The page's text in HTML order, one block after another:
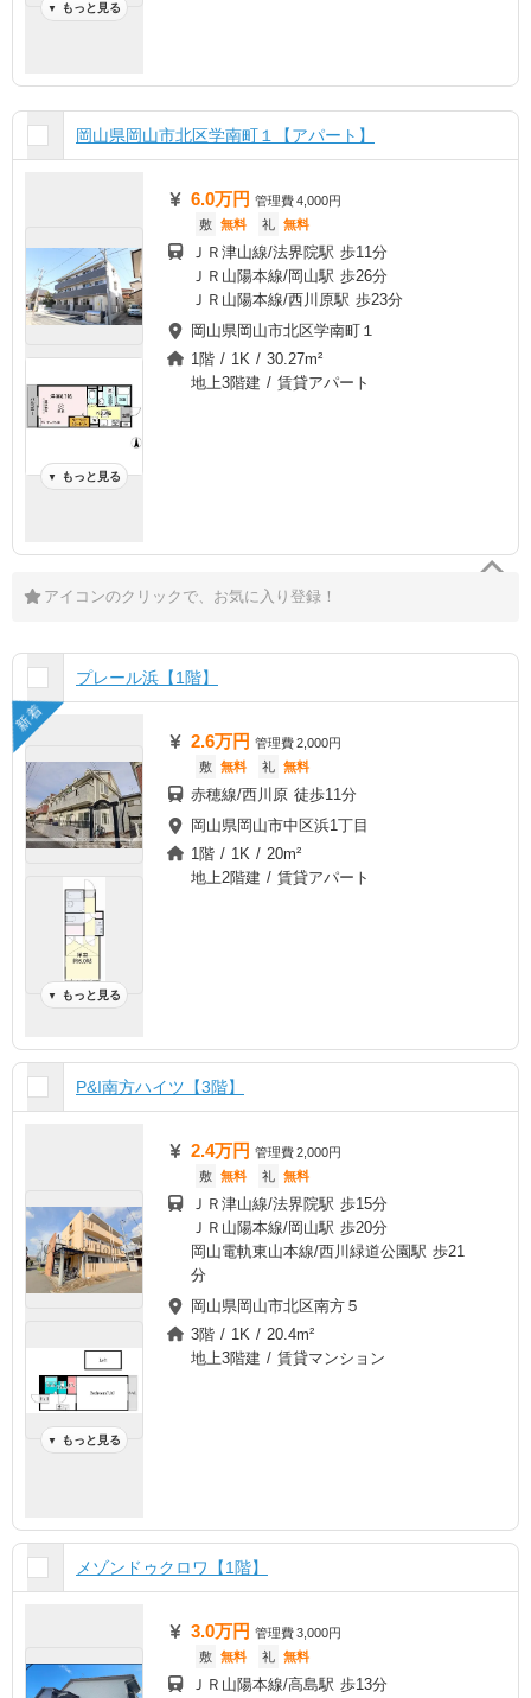
▼ もっと見る
岡山県岡山市北区学南町１【アパート】
▼ もっと見る
6.0万円 管理費4,000円
敷 無料 礼 無料
ＪＲ津山線/法界院駅 歩11分
ＪＲ山陽本線/岡山駅 歩26分
ＪＲ山陽本線/西川原駅 歩23分
岡山県岡山市北区学南町１
1階 / 1K / 30.27m²
地上3階建 / 賃貸アパート
アイコンのクリックで、お気に入り登録！
プレール浜【1階】
新着
▼ もっと見る
2.6万円 管理費2,000円
敷 無料 礼 無料
赤穂線/西川原 徒歩11分
岡山県岡山市中区浜1丁目
1階 / 1K / 20m²
地上2階建 / 賃貸アパート
P&I南方ハイツ【3階】
▼ もっと見る
2.4万円 管理費2,000円
敷 無料 礼 無料
ＪＲ津山線/法界院駅 歩15分
ＪＲ山陽本線/岡山駅 歩20分
岡山電軌東山本線/西川緑道公園駅 歩21
分
岡山県岡山市北区南方５
3階 / 1K / 20.4m²
地上3階建 / 賃貸マンション
メゾンドゥクロワ【1階】
3.0万円 管理費3,000円
敷 無料 礼 無料
ＪＲ山陽本線/高島駅 歩13分